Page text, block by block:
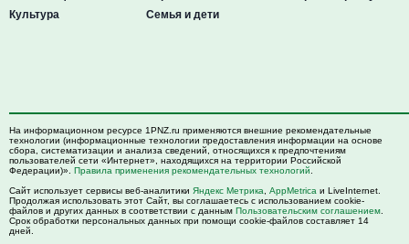
Культура
Семья и дети
На информационном ресурсе 1PNZ.ru применяются внешние рекомендательные
технологии (информационные технологии предоставления информации на основе
сбора, систематизации и анализа сведений, относящихся к предпочтениям
пользователей сети «Интернет», находящихся на территории Российской
Федерации)». Правила применения рекомендательных технологий
Сайт использует сервисы веб-аналитики Яндекс Метрика AppMetrica и LiveInternet.
Продолжая использовать этот Сайт, вы соглашаетесь с использованием cookie-
файлов и других данных в соответствии с данным Пользовательским соглашением
Срок обработки персональных данных при помощи cookie-файлов составляет 14
дней.